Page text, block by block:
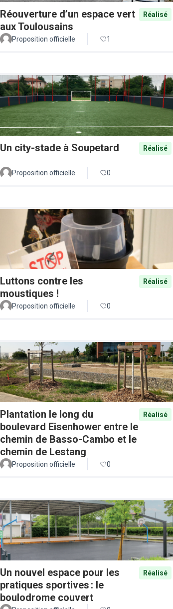
Réouverture d’un espace vert
aux Toulousains
Réalisé
Proposition officielle 1
Un city-stade à Soupetard Réalisé
Proposition officielle 0
Luttons contre les
moustiques !
Réalisé
Proposition officielle 0
Plantation le long du
boulevard Eisenhower entre le
chemin de Basso-Cambo et le
chemin de Lestang
Réalisé
Proposition officielle 0
Un nouvel espace pour les
pratiques sportives : le
boulodrome couvert
Réalisé